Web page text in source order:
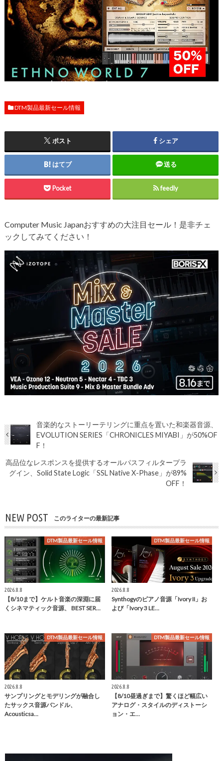
DTM製品最新セール情報
ポスト シェア
はてブ 送る
Pocket feedly
Computer Music Japanおすすめの大注目セール！是非チェ
ックしてみてください！
音楽的なストーリーテリングに重点を置いた和楽器音源、
EVOLUTION SERIES「CHRONICLES MIYABI」が50%OF
F！
高品位なレスポンスを提供するオールパスフィルタープラ
グイン、Solid State Logic「SSL Native X-Phase」が89%
OFF！
NEW POST このライターの最新記事
DTM製品最新セール情報
2026.8.8
【8/10まで】ケルト音楽の深淵に届
くシネマティック音源、 BEST SER…
DTM製品最新セール情報
2026.8.8
Synthogyのピアノ音源「Ivory II」お
よび「Ivory 3 LE…
DTM製品最新セール情報
2026.8.8
サンプリングとモデリングが融合し
たサックス音源バンドル、
Acousticsa…
DTM製品最新セール情報
2026.8.8
【8/10昼過ぎまで】驚くほど幅広い
アナログ・スタイルのディストーシ
ョン・エ…